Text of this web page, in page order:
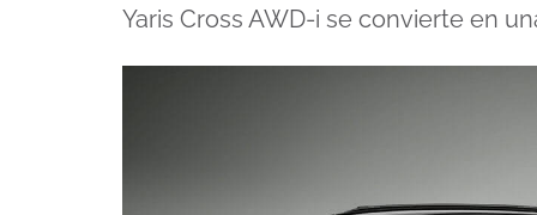
Yaris Cross AWD-i se convierte en